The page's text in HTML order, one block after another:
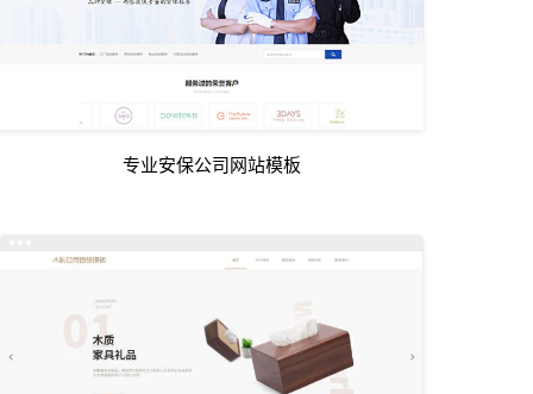
专业安保公司网站模板